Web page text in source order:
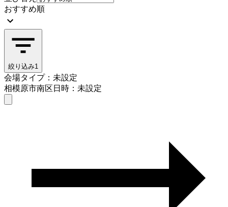
おすすめ順
絞り込み1
会場タイプ：未設定
相模原市南区日時：未設定